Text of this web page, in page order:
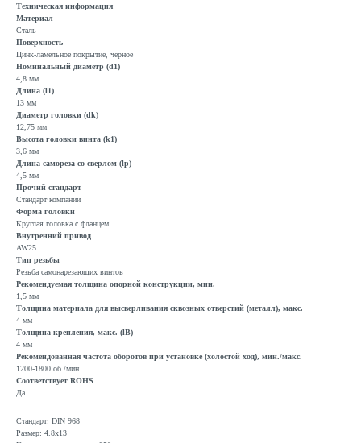
Техническая информация
Материал
Сталь
Поверхность
Цинк-ламельное покрытие, черное
Номинальный диаметр (d1)
4,8 мм
Длина (l1)
13 мм
Диаметр головки (dk)
12,75 мм
Высота головки винта (k1)
3,6 мм
Длина самореза со сверлом (lp)
4,5 мм
Прочий стандарт
Стандарт компании
Форма головки
Круглая головка с фланцем
Внутренний привод
AW25
Тип резьбы
Резьба самонарезающих винтов
Рекомендуемая толщина опорной конструкции, мин.
1,5 мм
Толщина материала для высверливания сквозных отверстий (металл), макс.
4 мм
Толщина крепления, макс. (lB)
4 мм
Рекомендованная частота оборотов при установке (холостой ход), мин./макс.
1200-1800 об./мин
Соответствует ROHS
Да
Стандарт: DIN 968
Размер: 4.8x13